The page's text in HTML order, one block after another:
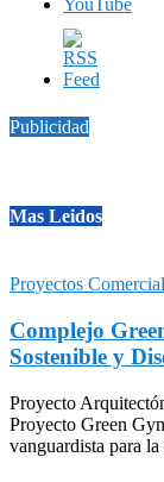
Publicidad
Mas Leidos
Proyectos
Complejo
Sostenible y
Proyecto
Proyecto Green
vanguardista para